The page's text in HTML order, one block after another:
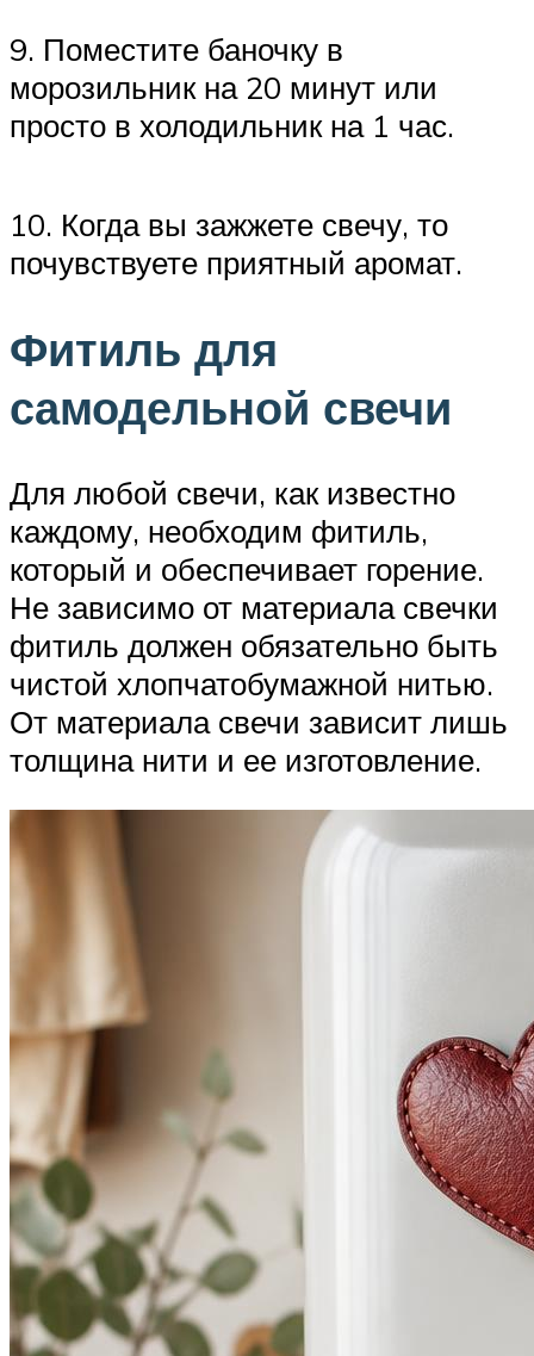
9. Поместите баночку в
морозильник на 20 минут или
просто в холодильник на 1 час.
10. Когда вы зажжете свечу, то
почувствуете приятный аромат.
Фитиль для
самодельной свечи
Для любой свечи, как известно
каждому, необходим фитиль,
который и обеспечивает горение.
Не зависимо от материала свечки
фитиль должен обязательно быть
чистой хлопчатобумажной нитью.
От материала свечи зависит лишь
толщина нити и ее изготовление.